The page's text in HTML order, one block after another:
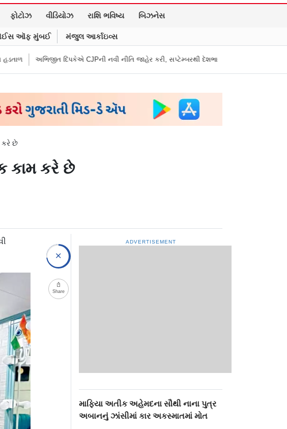
ફોટોઝ વીડિયોઝ રાશિ ભવિષ્ય બિઝનેસ
ઑફ મુંબઈ મંજુલ આર્કાઇવ્સ
દિપકેએ CJPની નવી નીતિ જાહેર કરી, સપ્ટેમ્બરથી દેશભારમાં થશે શરૂ તુકારામ મુંઢે On Fire:
કરે છે
કામ કરે છે
Share
ADVERTISEMENT
માફિયા અતીક અહેમદના સૌથી નાના પુત્ર
અબાનનું ઝાંસીમાં કાર અકસ્માતમાં મોત